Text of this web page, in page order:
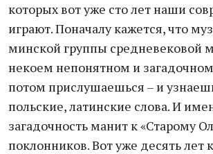
которых вот уже сто лет наши
играют. Поначалу кажется, что
минской группы средневековой
некоем непонятном и
потом прислушаешься – и
польские, латинские слова. И
загадочность манит к «Старому
поклонников. Вот уже десять лет